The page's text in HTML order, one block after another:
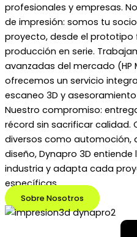
profesionales y empresas.
de impresión: somos tu
proyecto, desde el prototipo
producción en serie.
avanzadas del mercado (HP
ofrecemos un servicio
escaneo 3D y
Nuestro compromiso:
récord sin sacrificar calidad.
diversos como automoción,
diseño, Dynapro 3D
industria y adapta cada
específicas.
Sobre Nosotros